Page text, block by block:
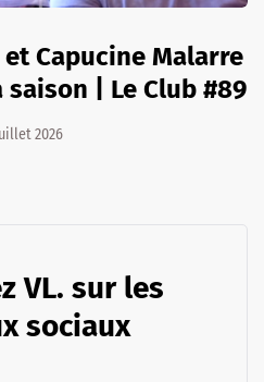
Capucine Malarre
| Le Club #89
2026
VL. sur les
sociaux